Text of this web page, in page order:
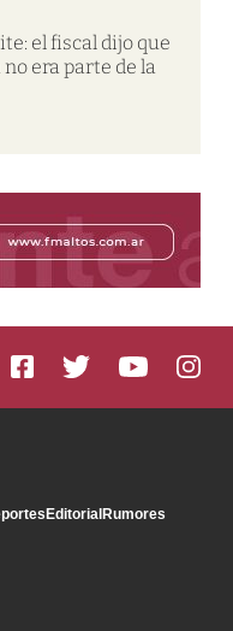
el fiscal dijo que
era parte de la
EditorialRumores